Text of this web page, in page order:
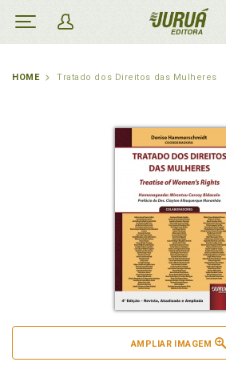
HOME Tratado dos Direitos das Mulheres
AMPLIAR IMAGEM